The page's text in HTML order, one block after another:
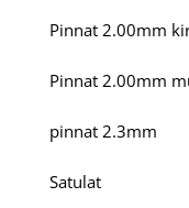
Pinnat 2.00mm
Pinnat 2.00mm
pinnat 2.3mm
Satulat